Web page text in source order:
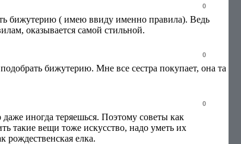
0
бижутерию ( имею ввиду именно правила). Ведь
оказывается самой стильной.
0
бижутерию. Мне все сестра покупает, она та
0
иногда теряешься. Поэтому советы как
такие вещи тоже искусство, надо уметь их
рождественская елка.